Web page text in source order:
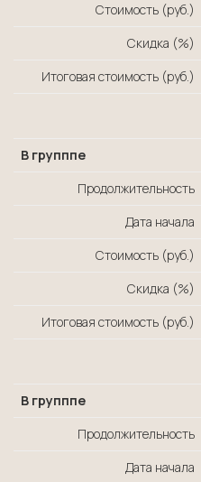
Стоимость (руб.)
Скидка (%)
Итоговая стоимость (руб.)
В групппе
Продолжительность
Дата начала
Стоимость (руб.)
Скидка (%)
Итоговая стоимость (руб.)
В групппе
Продолжительность
Дата начала